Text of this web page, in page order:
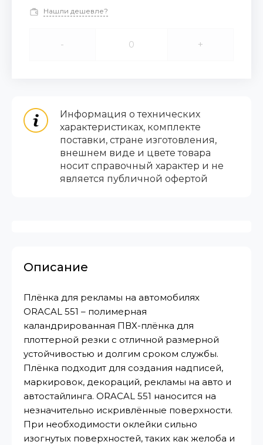
Нашли дешевле?
- +
Информация о технических
характеристиках, комплекте
поставки, стране изготовления,
внешнем виде и цвете товара
носит справочный характер и не
является публичной офертой
Описание
Плёнка для рекламы на автомобилях
ORACAL 551 – полимерная
каландрированная ПВХ-плёнка для
плоттерной резки с отличной размерной
устойчивостью и долгим сроком службы.
Плёнка подходит для создания надписей,
маркировок, декораций, рекламы на авто и
автостайлинга. ORACAL 551 наносится на
незначительно искривлённые поверхности.
При необходимости оклейки сильно
изогнутых поверхностей, таких как желоба и